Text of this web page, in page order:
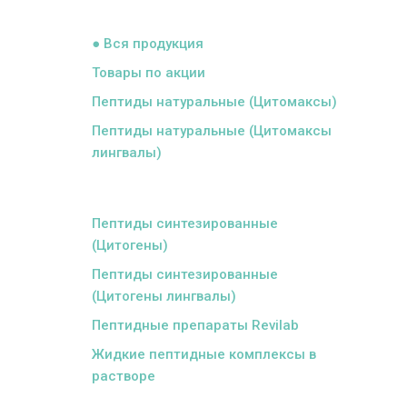
● Вся продукция
Товары по акции
Пептиды натуральные (Цитомаксы)
Пептиды натуральные (Цитомаксы
лингвалы)
Пептиды синтезированные
(Цитогены)
Пептиды синтезированные
(Цитогены лингвалы)
Пептидные препараты Revilab
Жидкие пептидные комплексы в
растворе